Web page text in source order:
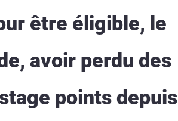
être éligible, le
avoir perdu des
points depuis